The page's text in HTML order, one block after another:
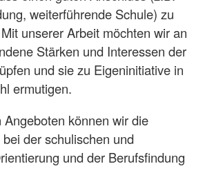
weiterführende Schule) zu
unserer Arbeit möchten wir an
Stärken und Interessen der
und sie zu Eigeninitiative in
ermutigen.
Angeboten können wir die
der schulischen und
und der Berufsfindung